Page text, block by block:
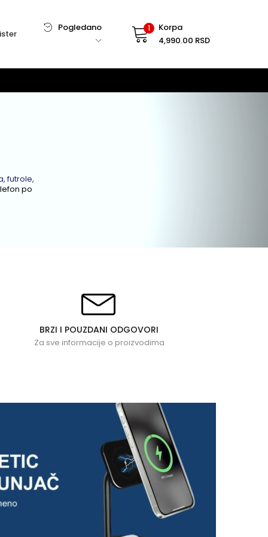
Pogledano 1
Korpa
4,990.00 RSD
futrole,
po
BRZI I POUZDANI ODGOVORI
Za sve informacije o proizvodima